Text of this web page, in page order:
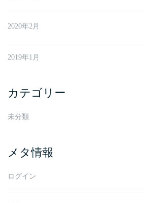
2020年2月
2019年1月
カテゴリー
未分類
メタ情報
ログイン